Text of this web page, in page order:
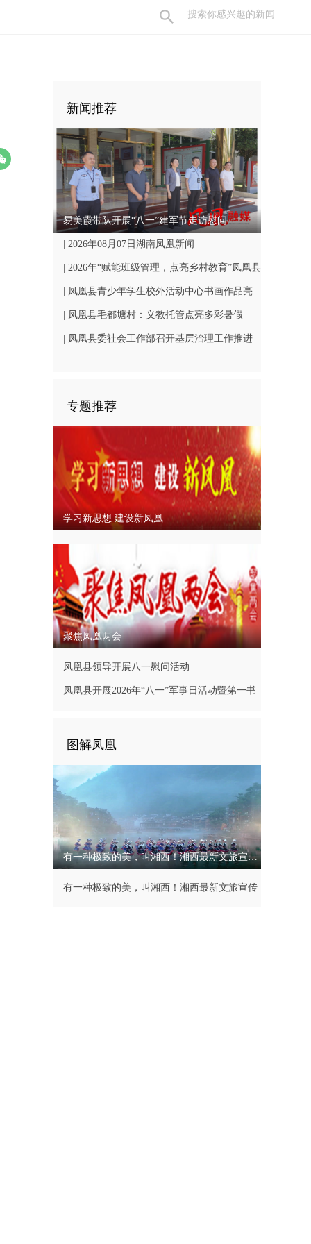
新闻推荐
易美霞带队开展“八一”建军节走访慰问
| 2026年08月07日湖南凤凰新闻
| 2026年“赋能班级管理，点亮乡村教育”凤凰县
中小学骨干班主任国培计划开班仪式顺利举行
（B1402-3）
| 凤凰县青少年学生校外活动中心书画作品亮
相凤凰古城从文广场
| 凤凰县毛都塘村：义教托管点亮多彩暑假
| 凤凰县委社会工作部召开基层治理工作推进
专题推荐
学习新思想 建设新凤凰
聚焦凤凰两会
凤凰县领导开展八一慰问活动
凤凰县开展2026年“八一”军事日活动暨第一书
图解凤凰
有一种极致的美，叫湘西！湘西最新文旅宣传片
有一种极致的美，叫湘西！湘西最新文旅宣传